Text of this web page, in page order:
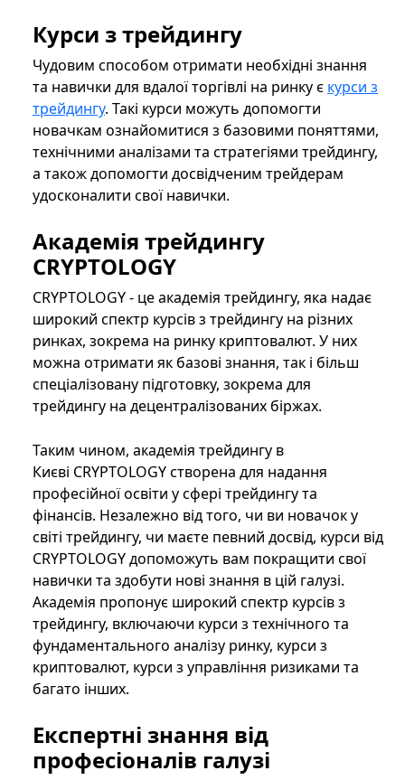
Курси з трейдингу
Чудовим способом отримати необхідні знання
та навички для вдалої торгівлі на ринку є курси з
трейдингу. Такі курси можуть допомогти
новачкам ознайомитися з базовими поняттями,
технічними аналізами та стратегіями трейдингу,
а також допомогти досвідченим трейдерам
удосконалити свої навички.
Академія трейдингу
CRYPTOLOGY
CRYPTOLOGY - це академія трейдингу, яка надає
широкий спектр курсів з трейдингу на різних
ринках, зокрема на ринку криптовалют. У них
можна отримати як базові знання, так і більш
спеціалізовану підготовку, зокрема для
трейдингу на децентралізованих біржах.
Таким чином, академія трейдингу в
Києві CRYPTOLOGY створена для надання
професійної освіти у сфері трейдингу та
фінансів. Незалежно від того, чи ви новачок у
світі трейдингу, чи маєте певний досвід, курси від
CRYPTOLOGY допоможуть вам покращити свої
навички та здобути нові знання в цій галузі.
Академія пропонує широкий спектр курсів з
трейдингу, включаючи курси з технічного та
фундаментального аналізу ринку, курси з
криптовалют, курси з управління ризиками та
багато інших.
Експертні знання від
професіоналів галузі